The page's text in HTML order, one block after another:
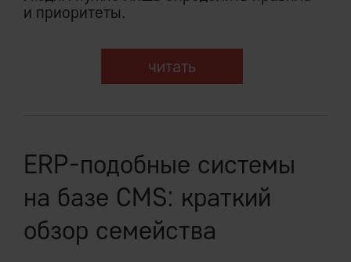
и приоритеты.
читать
ERP-подобные системы
на базе CMS: краткий
обзор семейства